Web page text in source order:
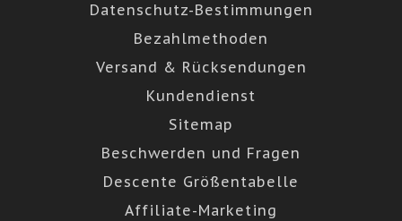
Datenschutz-Bestimmungen
Bezahlmethoden
Versand & Rücksendungen
Kundendienst
Sitemap
Beschwerden und Fragen
Descente Größentabelle
Affiliate-Marketing